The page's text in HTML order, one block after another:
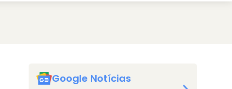
Google Notícias